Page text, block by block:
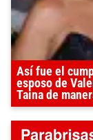
Así fue el
esposo de
Taina de